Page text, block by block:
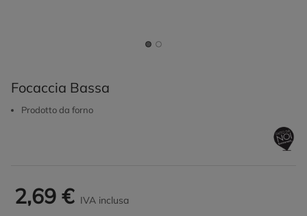
Focaccia Bassa
Prodotto da forno
2,69 € IVA inclusa